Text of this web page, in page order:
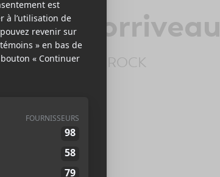
Corriveau
ROCK